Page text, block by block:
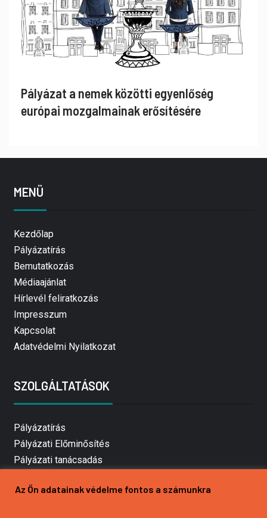
Pályázat a nemek közötti egyenlőség
európai mozgalmainak erősítésére
MENÜ
Kezdőlap
Pályázatírás
Bemutatkozás
Médiaajánlat
Hírlevél feliratkozás
Impresszum
Kapcsolat
Adatvédelmi Nyilatkozat
SZOLGÁLTATÁSOK
Pályázatírás
Pályázati Előminősítés
Pályázati tanácsadás
Mezőgazdasági pályázatírás
Az Ön adatainak védelme fontos a számunkra